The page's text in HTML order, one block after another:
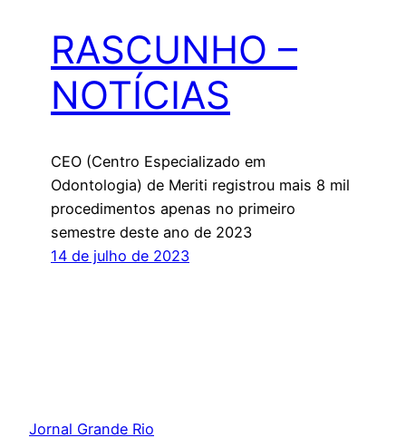
RASCUNHO –
NOTÍCIAS
CEO (Centro Especializado em
Odontologia) de Meriti registrou mais 8 mil
procedimentos apenas no primeiro
semestre deste ano de 2023
14 de julho de 2023
Jornal Grande Rio